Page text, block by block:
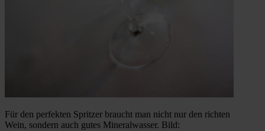
Für den perfekten Spritzer braucht man nicht nur den richten
Wein, sondern auch gutes Mineralwasser. Bild: